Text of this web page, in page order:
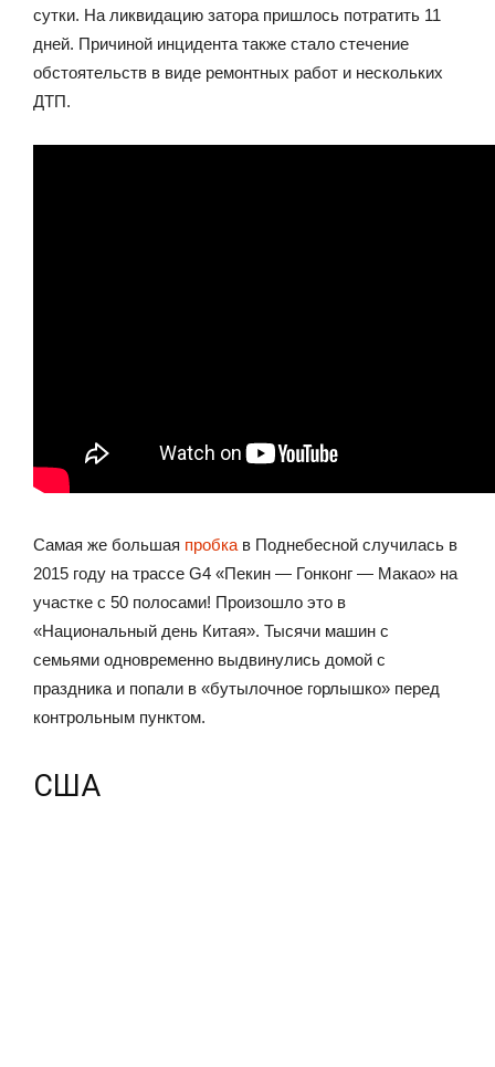
сутки. На ликвидацию затора пришлось потратить 11
дней. Причиной инцидента также стало стечение
обстоятельств в виде ремонтных работ и нескольких
ДТП.
Самая же большая пробка в Поднебесной случилась в
2015 году на трассе G4 «Пекин — Гонконг — Макао» на
участке с 50 полосами! Произошло это в
«Национальный день Китая». Тысячи машин с
семьями одновременно выдвинулись домой с
праздника и попали в «бутылочное горлышко» перед
контрольным пунктом.
США